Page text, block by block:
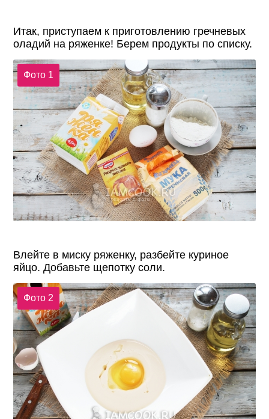
Итак, приступаем к приготовлению гречневых
оладий на ряженке! Берем продукты по списку.
Фото 1
Влейте в миску ряженку, разбейте куриное
яйцо. Добавьте щепотку соли.
Фото 2